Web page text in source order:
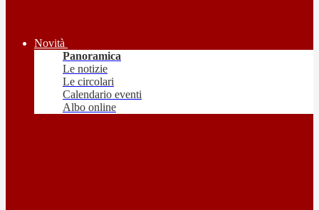
Novità
Panoramica
Le notizie
Le circolari
Calendario eventi
Albo online